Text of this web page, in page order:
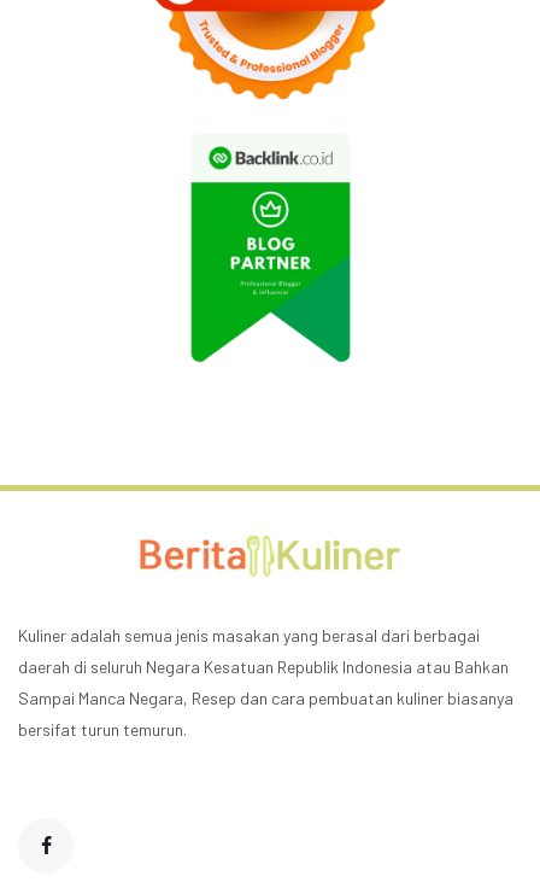
Kuliner adalah semua jenis masakan yang berasal dari berbagai
daerah di seluruh Negara Kesatuan Republik Indonesia atau Bahkan
Sampai Manca Negara, Resep dan cara pembuatan kuliner biasanya
bersifat turun temurun.